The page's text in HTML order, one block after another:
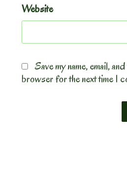
Website
Save my name, email,
browser for the next time I